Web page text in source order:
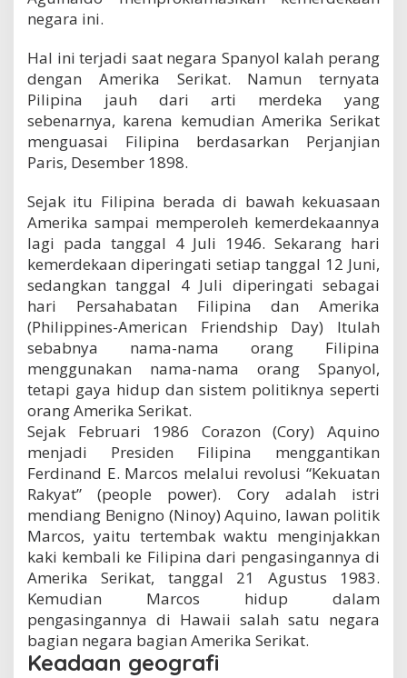
negara ini.
Hal ini terjadi saat negara Spanyol kalah perang
dengan Amerika Serikat. Namun ternyata
Pilipina jauh dari arti merdeka yang
sebenarnya, karena kemudian Amerika Serikat
menguasai Filipina berdasarkan Perjanjian
Paris, Desember 1898.
Sejak itu Filipina berada di bawah kekuasaan
Amerika sampai memperoleh kemerdekaannya
lagi pada tanggal 4 Juli 1946. Sekarang hari
kemerdekaan diperingati setiap tanggal 12 Juni,
sedangkan tanggal 4 Juli diperingati sebagai
hari Persahabatan Filipina dan Amerika
(Philippines-American Friendship Day) Itulah
sebabnya nama-nama orang Filipina
menggunakan nama-nama orang Spanyol,
tetapi gaya hidup dan sistem politiknya seperti
orang Amerika Serikat.
Sejak Februari 1986 Corazon (Cory) Aquino
menjadi Presiden Filipina menggantikan
Ferdinand E. Marcos melalui revolusi “Kekuatan
Rakyat” (people power). Cory adalah istri
mendiang Benigno (Ninoy) Aquino, lawan politik
Marcos, yaitu tertembak waktu menginjakkan
kaki kembali ke Filipina dari pengasingannya di
Amerika Serikat, tanggal 21 Agustus 1983.
Kemudian Marcos hidup dalam
pengasingannya di Hawaii salah satu negara
bagian negara bagian Amerika Serikat.
Keadaan geografi